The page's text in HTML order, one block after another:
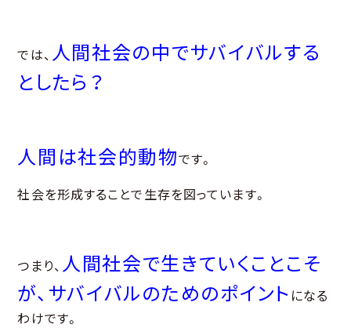
では、 人間社会の中でサバイバルする
としたら？
人間は社会的動物です。
社会を形成することで生存を図っています。
つまり、 人間社会で生きていくことこそ
が、サバイバルのためのポイント になる
わけです。